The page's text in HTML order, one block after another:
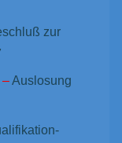
zur
–Auslosung